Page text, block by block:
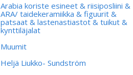
Arabia koriste esineet & riisiposliini &
ARA/ taidekeramiikka & figuurit &
patsaat & lastenastiastot & tuikut &
kynttiläjalat
Muumit
Heljä Liukko- Sundström